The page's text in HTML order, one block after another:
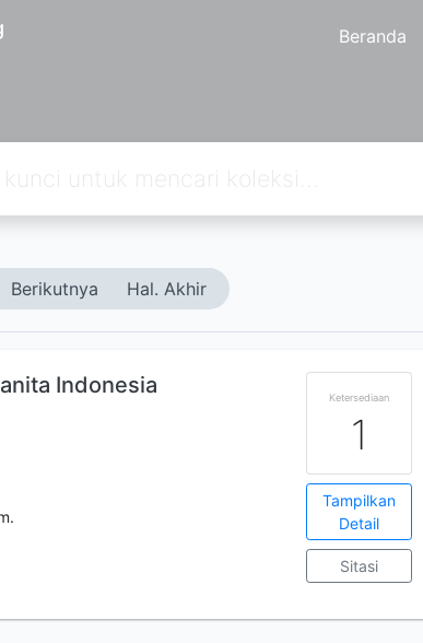
Beranda
Berikutnya Hal. Akhir
Indonesia Ketersediaan
1
Tampilkan
Detail
Sitasi